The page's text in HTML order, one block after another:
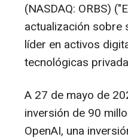
(NASDAQ: ORBS)
actualización sobre
líder en activos
tecnológicas
A 27 de mayo de
inversión de 90
OpenAI, una